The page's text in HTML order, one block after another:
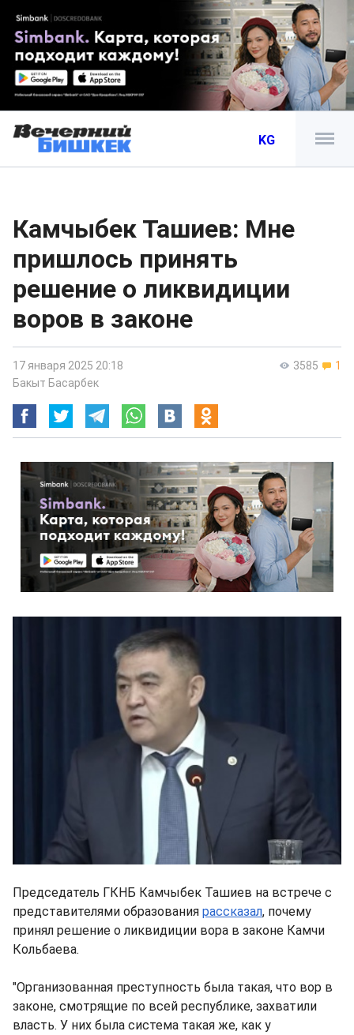
KG
Камчыбек Ташиев: Мне
пришлось принять
решение о ликвидиции
воров в законе
3585 1
17 января 2025 20:18
Бакыт Басарбек
Председатель ГКНБ Камчыбек Ташиев на встрече с
представителями образования рассказал, почему
принял решение о ликвидиции вора в законе Камчи
Кольбаева.
"Организованная преступность была такая, что вор в
законе, смотрящие по всей республике, захватили
власть. У них была система такая же, как у